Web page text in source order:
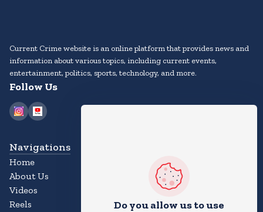
Do you allow us to use
Current Crime website is an online platform that provides news and
information about various topics, including current events,
entertainment, politics, sports, technology, and more.
Follow Us
Navigations
Home
About Us
Videos
Reels